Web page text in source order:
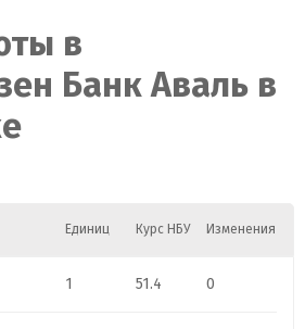
в
Банк Аваль в
Единиц Курс НБУ Изменения
1 51.4 0